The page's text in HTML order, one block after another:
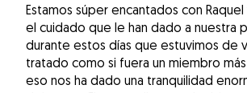
Estamos súper encantados con
el cuidado que le han dado a nuestra
durante estos días que estuvimos de
tratado como si fuera un miembro
eso nos ha dado una tranquilidad